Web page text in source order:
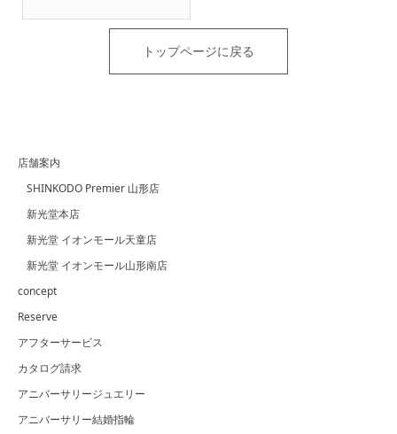
トップページに戻る
店舗案内
SHINKODO Premier 山形店
新光堂本店
新光堂 イオンモール天童店
新光堂 イオンモール山形南店
concept
Reserve
アフターサービス
カタログ請求
アニバーサリージュエリー
アニバーサリー結婚指輪